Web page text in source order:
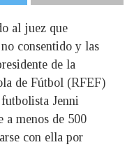
al juez que
consentido y las
de la
de Fútbol (RFEF)
Jenni
a menos de 500
con ella por